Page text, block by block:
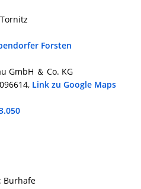
Forsten
GmbH ＆ Co. KG
Link zu Google Maps
Burhafe